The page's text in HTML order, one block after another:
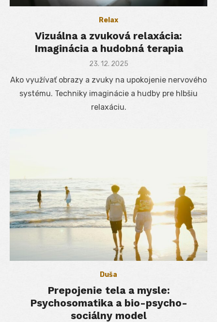
Relax
Vizuálna a zvuková relaxácia:
Imaginácia a hudobná terapia
Posted
23. 12. 2025
Ako využívať obrazy a zvuky na upokojenie nervového
systému. Techniky imaginácie a hudby pre hlbšiu
relaxáciu.
Duša
Prepojenie tela a mysle:
Psychosomatika a bio-psycho-
sociálny model